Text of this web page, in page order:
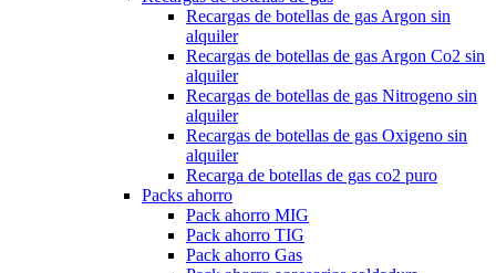
Recargas de botellas de gas Argon sin
alquiler
Recargas de botellas de gas Argon Co2 sin
alquiler
Recargas de botellas de gas Nitrogeno sin
alquiler
Recargas de botellas de gas Oxigeno sin
alquiler
Recarga de botellas de gas co2 puro
Packs ahorro
Pack ahorro MIG
Pack ahorro TIG
Pack ahorro Gas